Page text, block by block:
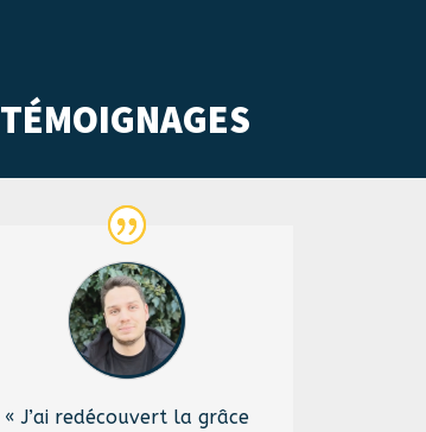
TÉMOIGNAGES
« J’ai redécouvert la grâce